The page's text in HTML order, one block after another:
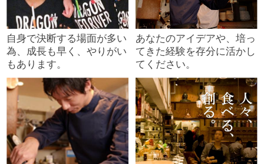
自身で決断する場面が多い
為、成長も早く、やりがい
もあります。
あなたのアイデアや、培っ
てきた経験を存分に活かし
てください。